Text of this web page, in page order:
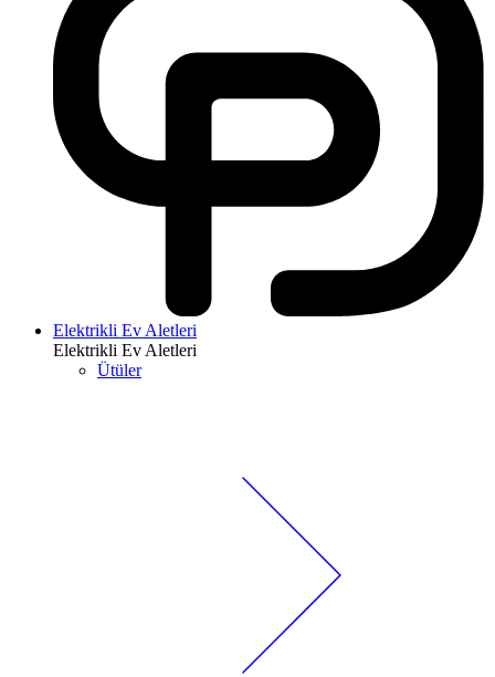
Elektrikli Ev Aletleri
Elektrikli Ev Aletleri
Ütüler